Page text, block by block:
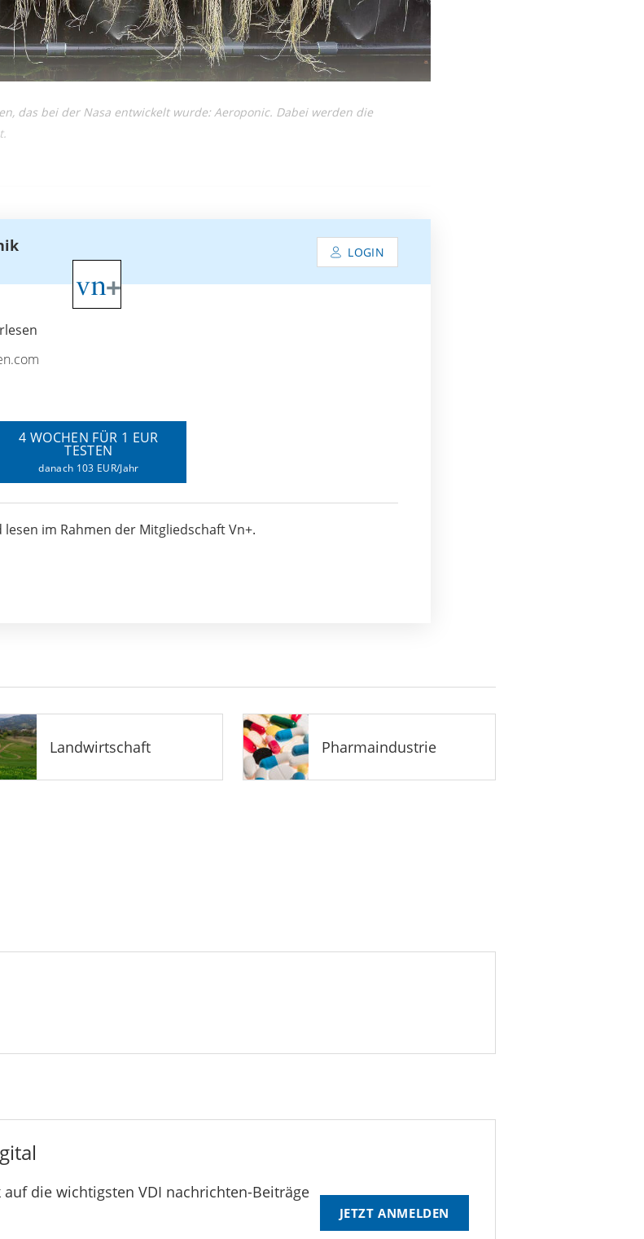
das bei der Nasa entwickelt wurde: Aeroponic. Dabei werden die
LOGIN
4 WOCHEN FÜR 1 EUR
TESTEN
danach 103 EUR/Jahr
im Rahmen der Mitgliedschaft Vn+.
Landwirtschaft Pharmaindustrie
die wichtigsten VDI nachrichten-Beiträge
JETZT ANMELDEN